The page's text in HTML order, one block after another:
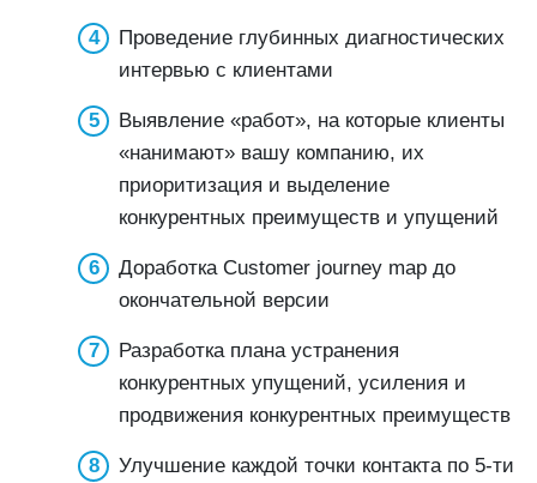
Проведение глубинных диагностических
интервью с клиентами
Выявление «работ», на которые клиенты
«нанимают» вашу компанию, их
приоритизация и выделение
конкурентных преимуществ и упущений
Доработка Customer journey map до
окончательной версии
Разработка плана устранения
конкурентных упущений, усиления и
продвижения конкурентных преимуществ
Улучшение каждой точки контакта по 5-ти